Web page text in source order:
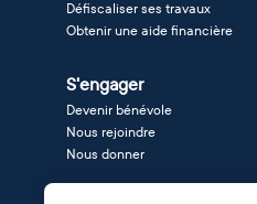
Défiscaliser ses travaux
Obtenir une aide financière
S'engager
Devenir bénévole
Nous rejoindre
Nous donner